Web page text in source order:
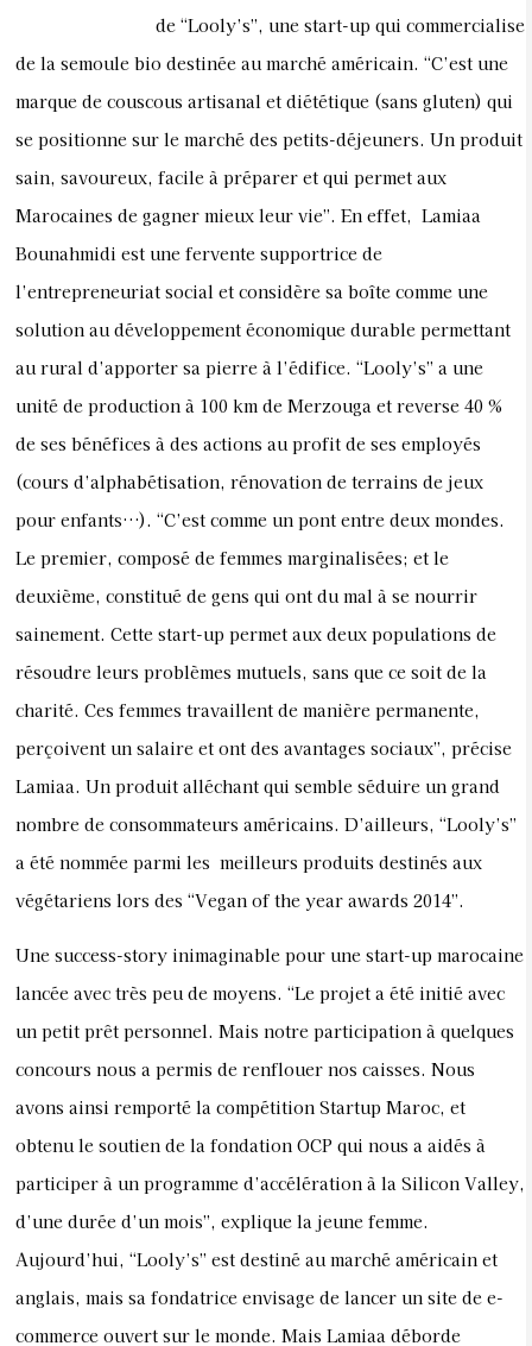
de “Looly’s”, une start-up qui commercialise
de la semoule bio destinée au marché américain. “C’est une
marque de couscous artisanal et diététique (sans gluten) qui
se positionne sur le marché des petits-déjeuners. Un produit
sain, savoureux, facile à préparer et qui permet aux
Marocaines de gagner mieux leur vie”. En effet, Lamiaa
Bounahmidi est une fervente supportrice de
l’entrepreneuriat social et considère sa boîte comme une
solution au développement économique durable permettant
au rural d’apporter sa pierre à l’édifice. “Looly’s” a une
unité de production à 100 km de Merzouga et reverse 40 %
de ses bénéfices à des actions au profit de ses employés
(cours d’alphabétisation, rénovation de terrains de jeux
pour enfants…). “C’est comme un pont entre deux mondes.
Le premier, composé de femmes marginalisées; et le
deuxième, constitué de gens qui ont du mal à se nourrir
sainement. Cette start-up permet aux deux populations de
résoudre leurs problèmes mutuels, sans que ce soit de la
charité. Ces femmes travaillent de manière permanente,
perçoivent un salaire et ont des avantages sociaux”, précise
Lamiaa. Un produit alléchant qui semble séduire un grand
nombre de consommateurs américains. D’ailleurs, “Looly’s”
a été nommée parmi les meilleurs produits destinés aux
végétariens lors des “Vegan of the year awards 2014”.
Une success-story inimaginable pour une start-up marocaine
lancée avec très peu de moyens. “Le projet a été initié avec
un petit prêt personnel. Mais notre participation à quelques
concours nous a permis de renflouer nos caisses. Nous
avons ainsi remporté la compétition Startup Maroc, et
obtenu le soutien de la fondation OCP qui nous a aidés à
participer à un programme d’accélération à la Silicon Valley,
d’une durée d’un mois”, explique la jeune femme.
Aujourd’hui, “Looly’s” est destiné au marché américain et
anglais, mais sa fondatrice envisage de lancer un site de e-
commerce ouvert sur le monde. Mais Lamiaa déborde